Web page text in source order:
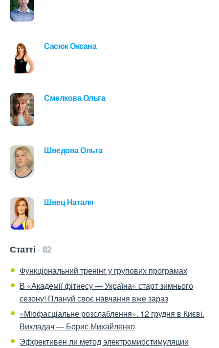
Сасюк Оксана
Смелкова Ольга
Шведова Ольга
Швец Наталя
Статті 82
Функціональний тренінг у групових програмах
В «Академії фітнесу — Україна» старт зимнього
сезону! Плануй своє навчання вже зараз
«Міофасціальне розслаблення». 12 грудня в Києві.
Викладач — Борис Михайленко
Эффективен ли метод электромиостимуляции